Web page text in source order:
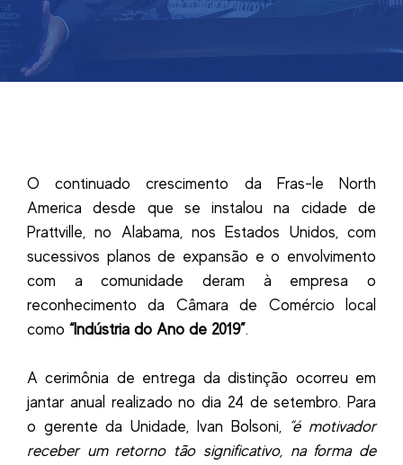
O continuado crescimento da Fras-le North
America desde que se instalou na cidade de
Prattville, no Alabama, nos Estados Unidos, com
sucessivos planos de expansão e o envolvimento
com a comunidade deram à empresa o
reconhecimento da Câmara de Comércio local
como “Indústria do Ano de 2019”.
A cerimônia de entrega da distinção ocorreu em
jantar anual realizado no dia 24 de setembro. Para
o gerente da Unidade, Ivan Bolsoni, “é motivador
receber um retorno tão significativo, na forma de